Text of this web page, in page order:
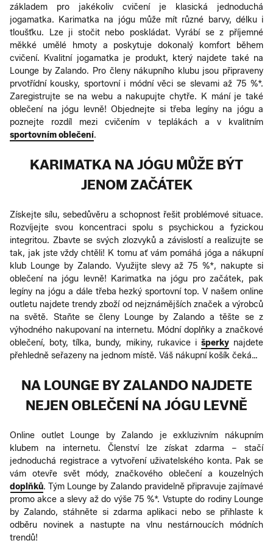
základem pro jakékoliv cvičení je klasická jednoduchá
jogamatka. Karimatka na jógu může mít různé barvy, délku i
tloušťku. Lze ji stočit nebo poskládat. Vyrábí se z příjemné
měkké umělé hmoty a poskytuje dokonalý komfort během
cvičení. Kvalitní jogamatka je produkt, který najdete také na
Lounge by Zalando. Pro členy nákupního klubu jsou připraveny
prvotřídní kousky, sportovní i módní věci se slevami až 75 %*.
Zaregistrujte se na webu a nakupujte chytře. K mání je také
oblečení na jógu levně! Objednejte si třeba legíny na jógu a
poznejte rozdíl mezi cvičením v teplákách a v kvalitním
sportovním oblečení.
KARIMATKA NA JÓGU MŮŽE BÝT
JENOM ZAČÁTEK
Získejte sílu, sebedůvěru a schopnost řešit problémové situace.
Rozvíjejte svou koncentraci spolu s psychickou a fyzickou
integritou. Zbavte se svých zlozvyků a závislostí a realizujte se
tak, jak jste vždy chtěli! K tomu ať vám pomáhá jóga a nákupní
klub Lounge by Zalando. Využijte slevy až 75 %*, nakupte si
oblečení na jógu levně! Karimatka na jógu pro začátek, pak
legíny na jógu a dále třeba hezký sportovní top. V našem online
outletu najdete trendy zboží od nejznámějších značek a výrobců
na světě. Staňte se členy Lounge by Zalando a těšte se z
výhodného nakupovaní na internetu. Módní doplňky a značkové
oblečení, boty, tílka, bundy, mikiny, rukavice i šperkynajdete
přehledně seřazeny na jednom místě. Váš nákupní košík čeká…
NA LOUNGE BY ZALANDO NAJDETE
NEJEN OBLEČENÍ NA JÓGU LEVNĚ
Online outlet Lounge by Zalando je exkluzivním nákupním
klubem na internetu. Členství lze získat zdarma – stačí
jednoduchá registrace a vytvoření uživatelského konta. Pak se
vám otevře svět módy, značkového oblečení a kouzelných
doplňků. Tým Lounge by Zalando pravidelně připravuje zajímavé
promo akce a slevy až do výše 75 %*. Vstupte do rodiny Lounge
by Zalando, stáhněte si zdarma aplikaci nebo se přihlaste k
odběru novinek a nastupte na vlnu nestárnoucích módních
trendů!